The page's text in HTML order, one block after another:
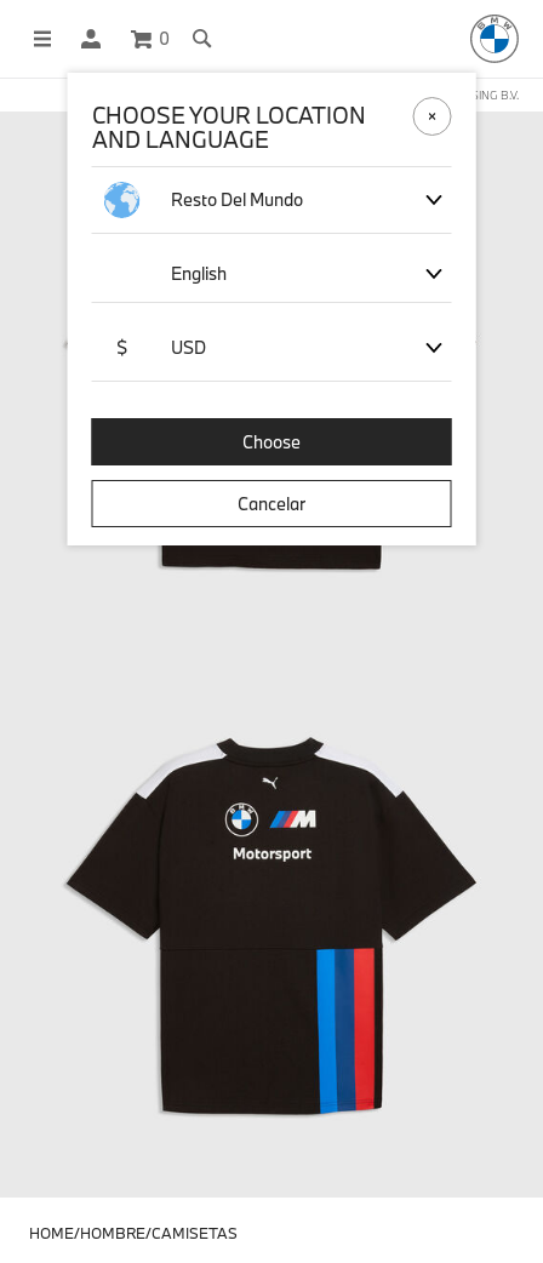
0
COMPRAS EN LÍNEA OPERADAS POR STICHD SPORTSMERCHANDISING B.V.
HOME HOMBRE CAMISETAS
CHOOSE YOUR LOCATION
AND LANGUAGE
Resto Del Mundo
English
$ USD
Choose
Cancelar